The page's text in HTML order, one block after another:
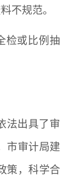
不规范。
检或比例抽
法出具了审
市审计局建
策，科学合